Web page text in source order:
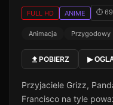
FULL HD ANIME ⏱ 69
Animacja Przygodowy
POBIERZ ▶
Przyjaciele Grizz,
Francisco na tyle